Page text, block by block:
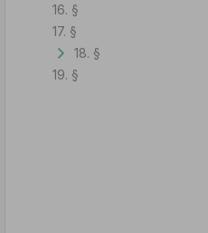
16. §
17. §
18. §
19. §